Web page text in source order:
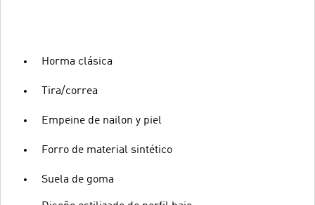
Horma clásica
Tira/correa
Empeine de nailon y piel
Forro de material sintético
Suela de goma